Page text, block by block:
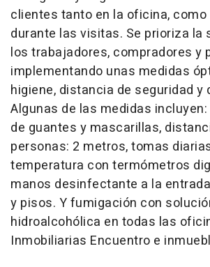
clientes tanto en la oficina,
durante las visitas. Se prioriza la
los trabajadores, compradores y
implementando unas medidas
higiene, distancia de seguridad y
Algunas de las medidas
de guantes y mascarillas,
personas: 2 metros, tomas
temperatura con termómetros
manos desinfectante a la
y pisos. Y fumigación con
hidroalcohólica en todas las
Inmobiliarias Encuentro e